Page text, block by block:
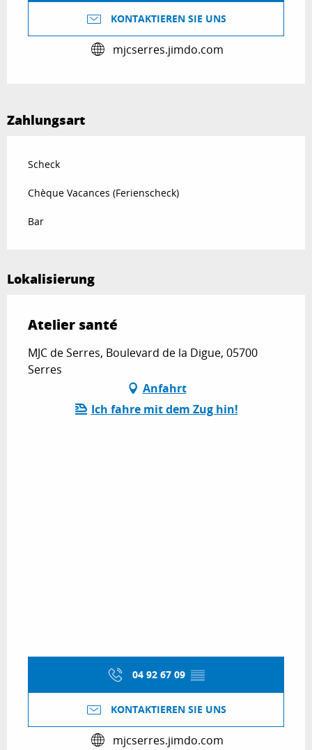
KONTAKTIEREN SIE UNS
mjcserres.jimdo.com
Zahlungsart
Scheck
Chèque Vacances (Ferienscheck)
Bar
Lokalisierung
Atelier santé
MJC de Serres, Boulevard de la Digue, 05700
Serres
Anfahrt
Ich fahre mit dem Zug hin!
04 92 67 09 ▒▒
KONTAKTIEREN SIE UNS
mjcserres.jimdo.com